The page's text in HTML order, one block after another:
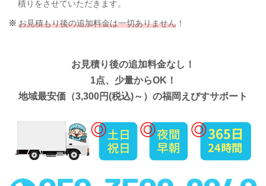
積りをさせていただきます。
お見積もり後の追加料金は一切ありません！
お見積り後の追加料金なし！
1点、少量からOK！
地域最安価（3,300円(税込)～）の福岡えびすサポート